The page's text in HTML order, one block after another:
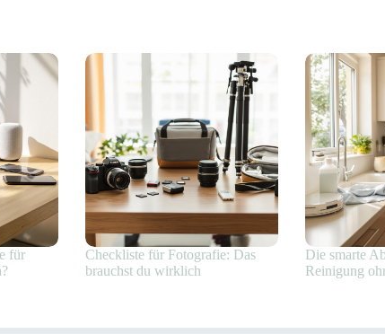
für
Checkliste für Fotografie: Das
brauchst du wirklich
Die smarte
Reinigung